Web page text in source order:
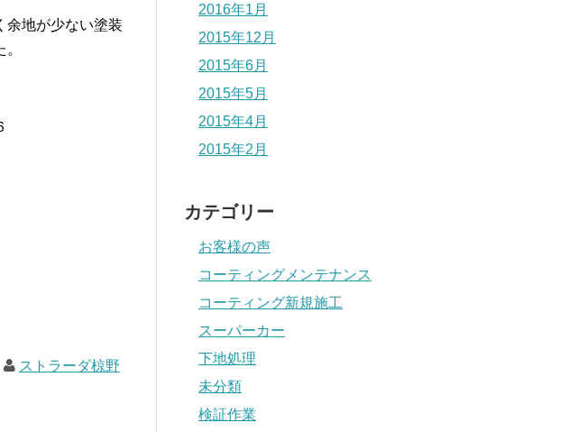
余地が少ない塗装
ストラーダ椋野
2016年1月
2015年12月
2015年6月
2015年5月
2015年4月
2015年2月
カテゴリー
お客様の声
コーティングメンテナンス
コーティング新規施工
スーパーカー
下地処理
未分類
検証作業